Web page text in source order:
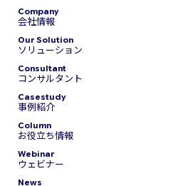
会社情報
ソリューション
コンサルタント
事例紹介
お役立ち情報
ウェビナー